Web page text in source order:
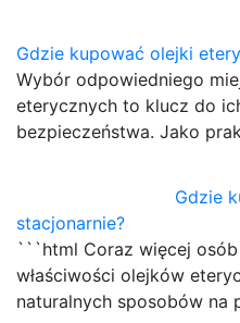
Gdzie kupować olejki
Wybór odpowiedniego
eterycznych to klucz do
bezpieczeństwa. Jako
Gdzie
stacjonarnie?
```html Coraz więcej
właściwości olejków
naturalnych sposobów na